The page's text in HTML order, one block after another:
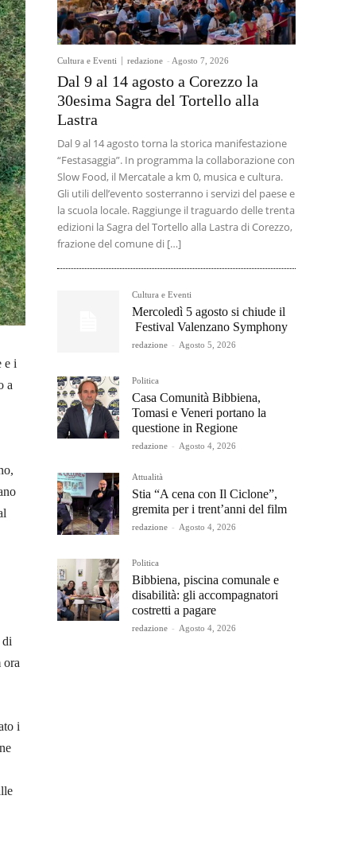
e i
a
di
ora
i
Cultura e Eventi redazione - Agosto 7, 2026
Dal 9 al 14 agosto a Corezzo la
30esima Sagra del Tortello alla
Lastra
Dal 9 al 14 agosto torna la storica manifestazione
“Festasaggia”. In programma la collaborazione con
Slow Food, il Mercatale a km 0, musica e cultura.
Gli utili dell’evento sosterranno i servizi del paese e
la scuola locale. Raggiunge il traguardo delle trenta
edizioni la Sagra del Tortello alla Lastra di Corezzo,
frazione del comune di […]
Cultura e Eventi
Mercoledì 5 agosto si chiude il
Festival Valenzano Symphony
redazione - Agosto 5, 2026
Politica
Casa Comunità Bibbiena,
Tomasi e Veneri portano la
questione in Regione
redazione - Agosto 4, 2026
Attualità
Stia “A cena con Il Ciclone”,
gremita per i trent’anni del film
redazione - Agosto 4, 2026
Politica
Bibbiena, piscina comunale e
disabilità: gli accompagnatori
costretti a pagare
redazione - Agosto 4, 2026